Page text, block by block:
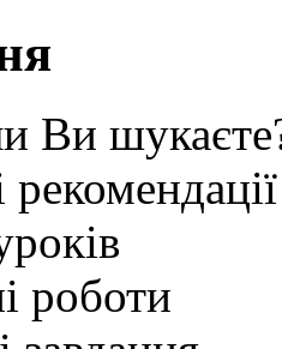
Ви
роботи